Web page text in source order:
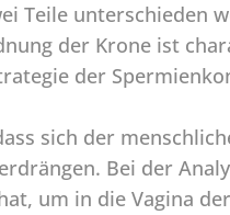
Teile unterschieden
der Krone ist
der
sich der
Bei der
um in die Vagina